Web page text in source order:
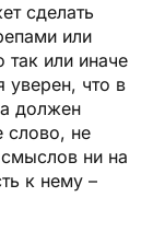
сделать
или
так или иначе
уверен, что в
должен
слово, не
ни на
к нему –